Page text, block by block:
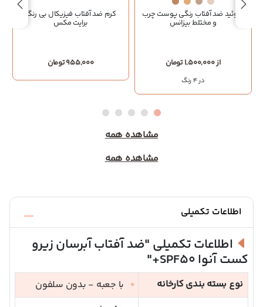
فلوئید ضد آفتاب رنگی پوست چرب
و مختلط بیزانس
از 1,500,000 تومان
در 4 رنگ
کرم ضد آفتاب فیزیکال بی رنگ
برایت مکس
955,000 تومان
مشاهده همه
مشاهده همه
اطلاعات تکمیلی
اطلاعات تکمیلی "ضد آفتاب آبرسان زیرو
کست آنوا SPF50+"
نوع بسته بندی کارخانه
با جعبه - بدون سلفون